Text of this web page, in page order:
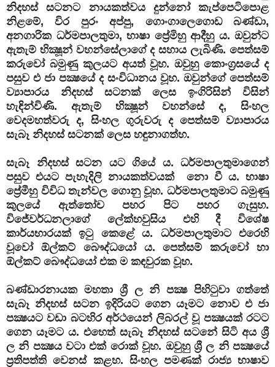
නිදහස් සටනට නායකත්වය දුන්නෝ කැප්පෙටිපොළ
නිළමේ, විර පුරං අප්පු, ගොංගාලෙගොඩ බණ්ඩා,
අනගාරික ධර්මපාලතුමා, භාෂා ප්‍රේමිහු ආදීහු ය. ඔවුන්ට
ඇතැම් භික්‍ෂූන් වහන්සේලාගේ ද සහාය ලැබිණි. පෙත්සම්
කරුවෝ බමුණු කුලයට අයත් වූහ. ඔවුහු කොංග්‍රසයේ ද
පසුව එ ජා පක්‍ෂයේ ද සංවිධානය වූහ. ඔවුන්ගේ පෙත්සම්
ව්‍යාපාරය නිදහස් සටනක් ලෙස ඉංගිරිසින් විසින්
හැඳින්විණි. ඇතැම් භික්‍ෂූන් වහන්සේ ද, සිංහල
වෙදමහත්වරු ද, සිංහල ගුරුවරු ද පෙත්සම් ව්‍යාපාරය
සැබෑ නිදහස් සටනක් ලෙස හඳුනාගත්හ.
සැබෑ නිදහස් සටන යට ගියේ ය. ධර්මපාලතුමාගෙන්
පසුව එයට පැහැදිලි නායකත්වයක් නො වී ය. භාෂා
ප්‍රේමීහු විවිධ තැන්වල ගොනු වූහ. ධර්මපාලතුමාට බමුණු
කුලයේ ඇත්තෝච පහර පිට පහර ගැසුහ.
විජේවර්ධනලාගේ ලේක්හවුසිය එහි දී විශේෂ
කාර්යභාරයක් ඉටු කෙළේ ය. ධර්මපාලතුමාට එරෙහි
වූවෝ ඕල්කට් බෞද්ධයෝ ය. පෙත්සම් කරුවෝ හා
ඕල්කට් බෞද්ධයෝ එක ම කඳවුරක වූහ.
බණ්ඩාරනායක මහතා ශ්‍රී ල නි පක්‍ෂ පිහිටුවා ගත්තේ
සැබෑ නිදහස් සටන ඉදිරියට ගෙන යෑමට නොව එ ජා
පක්‍ෂයට වඩා බටහිර අර්ථයෙන් ලිබරල් වූ පක්‍ෂයක් රටට
ගෙන යෑමට ය. එහෙත් සැබෑ නිදහස් සටනේ සිටි අය ශ්‍රී
ල නි පක්‍ෂය වටා එක් රොක් වූහ. ඔවුහු ශ්‍රී ල නි පක්‍ෂයේ
ප්‍රතිපත්ති වෙනස් කළහ. සිංහල පමණක් රාජ්‍ය භාෂාව